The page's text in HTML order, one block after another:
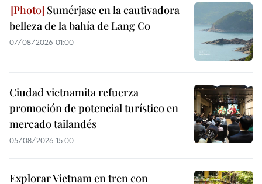
Sumérjase en la cautivadora
belleza de la bahía de Lang Co
07/08/2026 01:00
Ciudad vietnamita refuerza
promoción de potencial turístico en
mercado tailandés
05/08/2026 15:00
Explorar Vietnam en tren con